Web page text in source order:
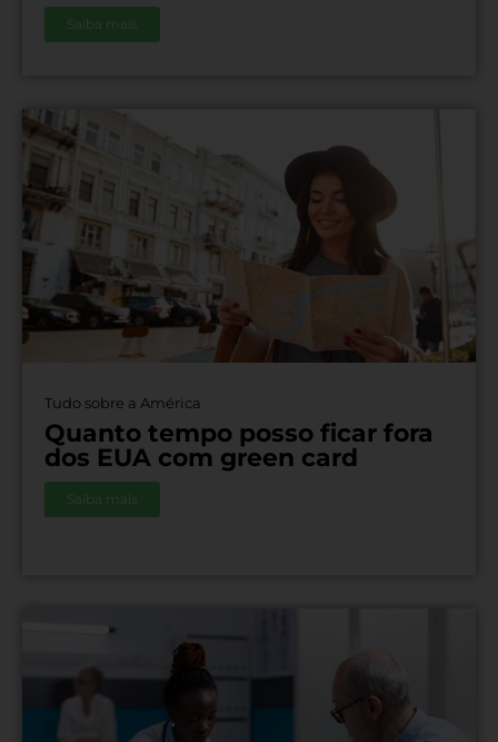
Saiba mais
Tudo sobre a América
Quanto tempo posso ficar fora
dos EUA com green card
Saiba mais